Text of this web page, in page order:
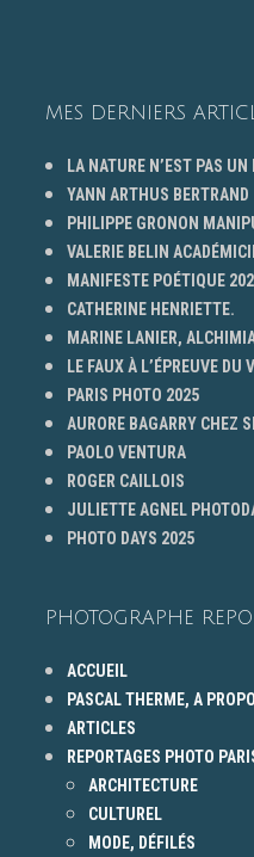
MES DERNIERS
LA NATURE N’EST PAS UN
YANN ARTHUS BERTRAND
PHILIPPE GRONON
VALERIE BELIN
MANIFESTE POÉTIQUE
CATHERINE HENRIETTE.
MARINE LANIER,
LE FAUX À L’ÉPREUVE DU
PARIS PHOTO 2025
AURORE BAGARRY CHEZ
PAOLO VENTURA
ROGER CAILLOIS
JULIETTE AGNEL
PHOTO DAYS 2025
PHOTOGRAPHE
ACCUEIL
PASCAL THERME, A
ARTICLES
REPORTAGES PHOTO
ARCHITECTURE
CULTUREL
MODE, DÉFILÉS